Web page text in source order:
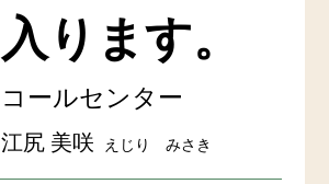
入ります。
コールセンター
江尻 美咲 えじり みさき